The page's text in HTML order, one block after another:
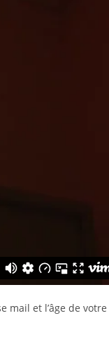
mail et l’âge de votre